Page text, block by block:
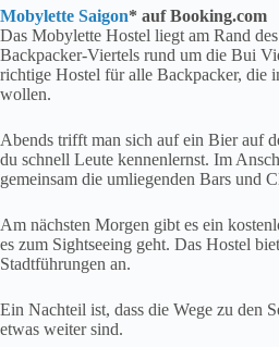
Mobylette Saigon* auf Booking.com
Das Mobylette Hostel liegt am Rand
Backpacker-Viertels rund um die Bui
richtige Hostel für alle Backpacker, die
wollen.
Abends trifft man sich auf ein Bier auf
du schnell Leute kennenlernst. Im
gemeinsam die umliegenden Bars und
Am nächsten Morgen gibt es ein
es zum Sightseeing geht. Das Hostel
Stadtführungen an.
Ein Nachteil ist, dass die Wege zu den
etwas weiter sind.